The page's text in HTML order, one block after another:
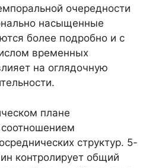
очередности
насыщенные
более подробно и с
временных
на оглядочную
плане
соотношением
структур. 5-
контролирует общий